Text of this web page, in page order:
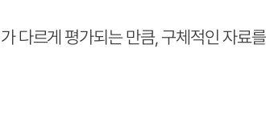
다르게 평가되는 만큼, 구체적인 자료